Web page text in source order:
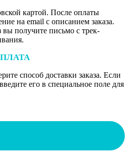
картой. После оплаты
на email с описанием заказа.
вы получите письмо с трек-
способ доставки заказа. Если
его в специальное поле для